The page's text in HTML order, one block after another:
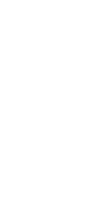
Jeep JK/JKU 1 Inch